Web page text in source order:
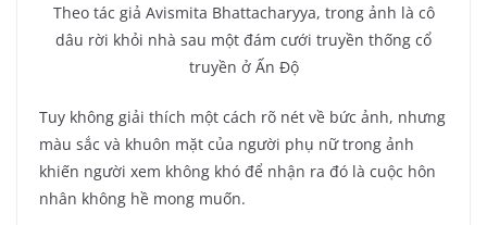
Theo tác giả Avismita Bhattacharyya, trong ảnh là cô
dâu rời khỏi nhà sau một đám cưới truyền thống cổ
truyền ở Ấn Độ
Tuy không giải thích một cách rõ nét về bức ảnh, nhưng
màu sắc và khuôn mặt của người phụ nữ trong ảnh
khiến người xem không khó để nhận ra đó là cuộc hôn
nhân không hề mong muốn.